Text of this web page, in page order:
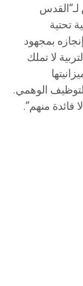
تحتية
بمجهود
لا تملك
من ميزانيتها
الوهمي.
فائدة منهم”.